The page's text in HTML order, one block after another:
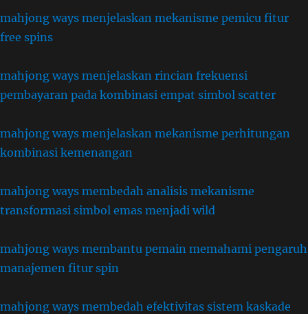
mahjong ways menjelaskan mekanisme pemicu fitur
free spins
mahjong ways menjelaskan rincian frekuensi
pembayaran pada kombinasi empat simbol scatter
mahjong ways menjelaskan mekanisme perhitungan
kombinasi kemenangan
mahjong ways membedah analisis mekanisme
transformasi simbol emas menjadi wild
mahjong ways membantu pemain memahami pengaruh
manajemen fitur spin
mahjong ways membedah efektivitas sistem kaskade